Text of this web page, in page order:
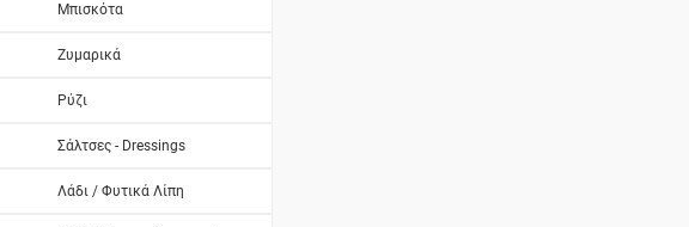
Μπισκότα
Ζυμαρικά
Ρύζι
Σάλτσες - Dressings
Λάδι / Φυτικά Λίπη